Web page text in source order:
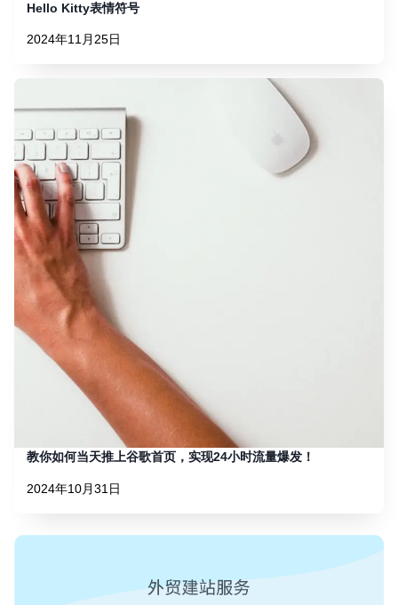
Hello Kitty表情符号
2024年11月25日
教你如何当天推上谷歌首页，实现24小时流量爆发！
2024年10月31日